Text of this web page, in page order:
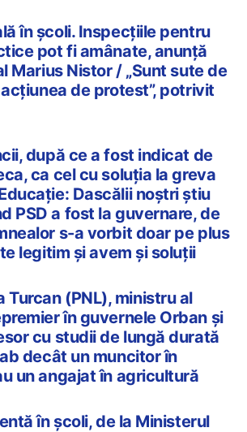
în școli. Inspecțiile pentru
pot fi amânate, anunță
Marius Nistor / „Sunt sute de
de protest”, potrivit
după ce a fost indicat de
ca cel cu soluția la greva
Dascălii noştri ştiu
PSD a fost la guvernare, de
s-a vorbit doar pe plus
legitim şi avem şi soluţii
Turcan (PNL), ministru al
în guvernele Orban și
cu studii de lungă durată
decât un muncitor în
un angajat în agricultură
în școli, de la Ministerul